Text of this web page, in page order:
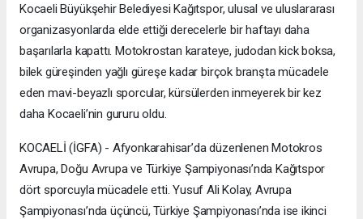
Kocaeli Büyükşehir Belediyesi Kağıtspor, ulusal ve uluslararası
organizasyonlarda elde ettiği derecelerle bir haftayı daha
başarılarla kapattı. Motokrostan karateye, judodan kick boksa,
bilek güreşinden yağlı güreşe kadar birçok branşta mücadele
eden mavi-beyazlı sporcular, kürsülerden inmeyerek bir kez
daha Kocaeli’nin gururu oldu.
KOCAELİ (İGFA) - Afyonkarahisar’da düzenlenen Motokros
Avrupa, Doğu Avrupa ve Türkiye Şampiyonası’nda Kağıtspor
dört sporcuyla mücadele etti. Yusuf Ali Kolay, Avrupa
Şampiyonası’nda üçüncü, Türkiye Şampiyonası’nda ise ikinci